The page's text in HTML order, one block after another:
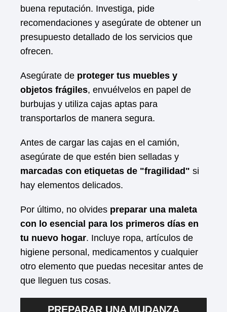
buena reputación. Investiga, pide
recomendaciones y asegúrate de obtener un
presupuesto detallado de los servicios que
ofrecen.
Asegúrate de proteger tus muebles y
objetos frágiles, envuélvelos en papel de
burbujas y utiliza cajas aptas para
transportarlos de manera segura.
Antes de cargar las cajas en el camión,
asegúrate de que estén bien selladas y
marcadas con etiquetas de "fragilidad" si
hay elementos delicados.
Por último, no olvides preparar una maleta
con lo esencial para los primeros días en
tu nuevo hogar. Incluye ropa, artículos de
higiene personal, medicamentos y cualquier
otro elemento que puedas necesitar antes de
que lleguen tus cosas.
PREPARAR UNA MUDANZA